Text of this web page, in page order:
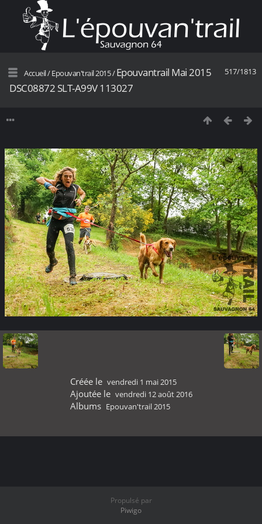
517/1813
Accueil/Epouvan'trail 2015/Epouvantrail Mai 2015
DSC08872 SLT-A99V 113027
Créée le vendredi 1 mai 2015
Ajoutée le vendredi 12 août 2016
Albums Epouvan'trail 2015
Propulsé par
Piwigo